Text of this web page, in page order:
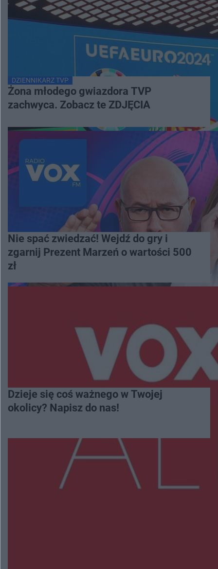
DZIENNIKARZ TVP
Żona młodego gwiazdora TVP
zachwyca. Zobacz te ZDJĘCIA
Nie spać zwiedzać! Wejdź do gry i
zgarnij Prezent Marzeń o wartości 500
zł
Dzieje się coś ważnego w Twojej
okolicy? Napisz do nas!
Więcej